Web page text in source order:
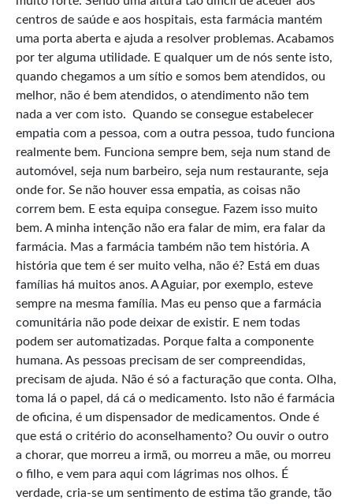
centros de saúde e aos hospitais, esta farmácia mantém
uma porta aberta e ajuda a resolver problemas. Acabamos
por ter alguma utilidade. E qualquer um de nós sente isto,
quando chegamos a um sítio e somos bem atendidos, ou
melhor, não é bem atendidos, o atendimento não tem
nada a ver com isto. Quando se consegue estabelecer
empatia com a pessoa, com a outra pessoa, tudo funciona
realmente bem. Funciona sempre bem, seja num stand de
automóvel, seja num barbeiro, seja num restaurante, seja
onde for. Se não houver essa empatia, as coisas não
correm bem. E esta equipa consegue. Fazem isso muito
bem. A minha intenção não era falar de mim, era falar da
farmácia. Mas a farmácia também não tem história. A
história que tem é ser muito velha, não é? Está em duas
famílias há muitos anos. A Aguiar, por exemplo, esteve
sempre na mesma família. Mas eu penso que a farmácia
comunitária não pode deixar de existir. E nem todas
podem ser automatizadas. Porque falta a componente
humana. As pessoas precisam de ser compreendidas,
precisam de ajuda. Não é só a facturação que conta. Olha,
toma lá o papel, dá cá o medicamento. Isto não é farmácia
de oficina, é um dispensador de medicamentos. Onde é
que está o critério do aconselhamento? Ou ouvir o outro
a chorar, que morreu a irmã, ou morreu a mãe, ou morreu
o filho, e vem para aqui com lágrimas nos olhos. É
verdade, cria-se um sentimento de estima tão grande, tão